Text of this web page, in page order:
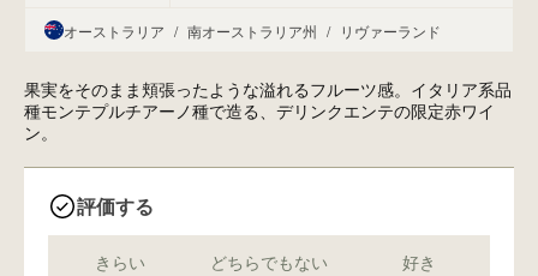
オーストラリア / 南オーストラリア州 / リヴァーランド
果実をそのまま頬張ったような溢れるフルーツ感。イタリア系品
種モンテプルチアーノ種で造る、デリンクエンテの限定赤ワイ
ン。
評価する
きらい どちらでもない 好き